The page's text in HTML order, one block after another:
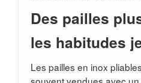
Des pailles
les habitudes
Les pailles en inox